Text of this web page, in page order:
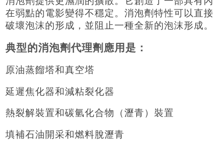
在弱點的電影變得不穩定。消泡劑特性可以直接
破壞泡沫的形成，並阻止一種全新的泡沫形成。
典型的消泡劑代理劑應用是：
原油蒸餾塔和真空塔
延遲焦化器和減粘裂化器
熱裂解裝置和碳氫化合物（瀝青）裝置
填補石油開采和燃料脫瀝青